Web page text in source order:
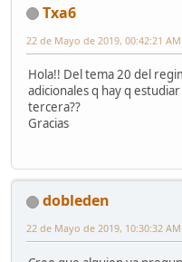
Txa6
22 de Mayo de 2019, 00:42:21 AM
Hola!! Del tema 20 del
adicionales q hay q
tercera??
Gracias
dobleden
22 de Mayo de 2019, 10:30:32 AM